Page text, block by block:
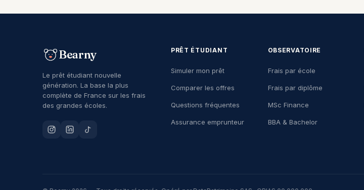
Bearny
Le prêt étudiant nouvelle
génération. La base la plus
complète de France sur les frais
des grandes écoles.
PRÊT ÉTUDIANT
Simuler mon prêt
Comparer les offres
Questions fréquentes
Assurance emprunteur
OBSERVATOIRE
Frais par école
Frais par diplôme
MSc Finance
BBA & Bachelor